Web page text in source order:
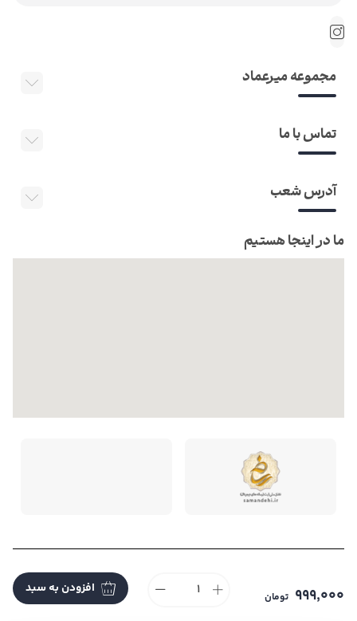
999,000 تومان
افزودن به سبد
مجموعه میرعماد
تماس با ما
آدرس شعب
ما در اینجا هستیم
تمام حقوق این فروشگاه متعلق به می باشد. |طراحی و
توسعه ایندکس